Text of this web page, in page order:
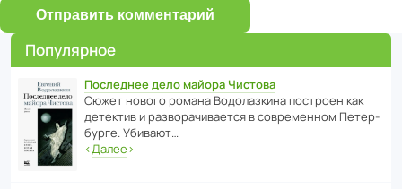
Отправить комментарий
Популярное
Последнее дело майора Чистова
Сюжет нового романа Водо­ла­з­кина пост­роен как
дете­ктив и разво­ра­чи­ва­ется в совре­менном Пете­р­
бурге. Убивают…
‹Далее›